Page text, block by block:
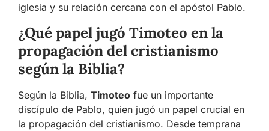
iglesia y su relación cercana con el apóstol Pablo.
¿Qué papel jugó Timoteo en la
propagación del cristianismo
según la Biblia?
Según la Biblia, Timoteo fue un importante
discípulo de Pablo, quien jugó un papel crucial en
la propagación del cristianismo. Desde temprana